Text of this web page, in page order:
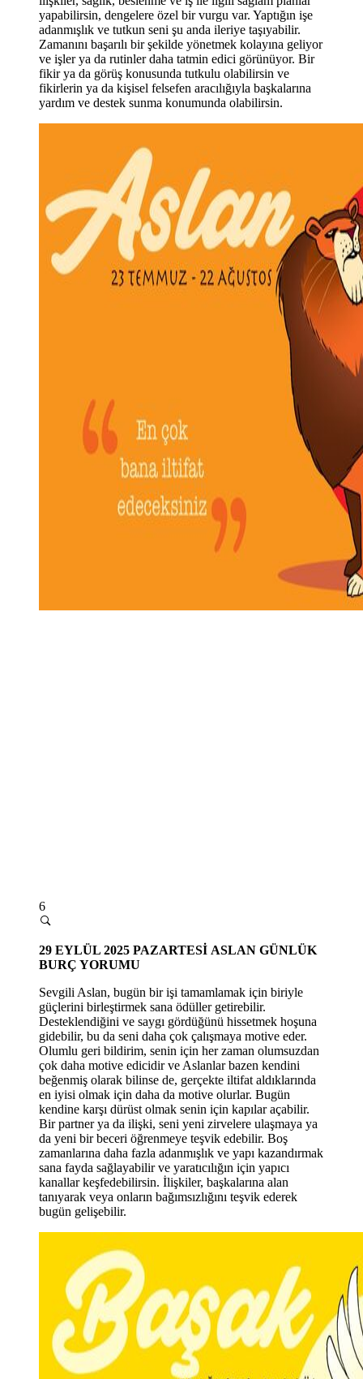
yapabilirsin, dengelere özel bir vurgu var. Yaptığın işe
adanmışlık ve tutkun seni şu anda ileriye taşıyabilir.
Zamanını başarılı bir şekilde yönetmek kolayına geliyor
ve işler ya da rutinler daha tatmin edici görünüyor. Bir
fikir ya da görüş konusunda tutkulu olabilirsin ve
fikirlerin ya da kişisel felsefen aracılığıyla başkalarına
yardım ve destek sunma konumunda olabilirsin.
6
29 EYLÜL 2025 PAZARTESİ ASLAN GÜNLÜK
BURÇ YORUMU
Sevgili Aslan, bugün bir işi tamamlamak için biriyle
güçlerini birleştirmek sana ödüller getirebilir.
Desteklendiğini ve saygı gördüğünü hissetmek hoşuna
gidebilir, bu da seni daha çok çalışmaya motive eder.
Olumlu geri bildirim, senin için her zaman olumsuzdan
çok daha motive edicidir ve Aslanlar bazen kendini
beğenmiş olarak bilinse de, gerçekte iltifat aldıklarında
en iyisi olmak için daha da motive olurlar. Bugün
kendine karşı dürüst olmak senin için kapılar açabilir.
Bir partner ya da ilişki, seni yeni zirvelere ulaşmaya ya
da yeni bir beceri öğrenmeye teşvik edebilir. Boş
zamanlarına daha fazla adanmışlık ve yapı kazandırmak
sana fayda sağlayabilir ve yaratıcılığın için yapıcı
kanallar keşfedebilirsin. İlişkiler, başkalarına alan
tanıyarak veya onların bağımsızlığını teşvik ederek
bugün gelişebilir.